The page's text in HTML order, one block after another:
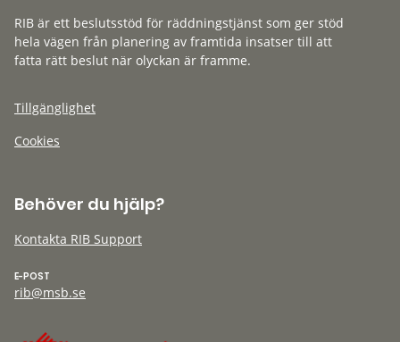
RIB är ett beslutsstöd för räddningstjänst som ger stöd
hela vägen från planering av framtida insatser till att
fatta rätt beslut när olyckan är framme.
Tillgänglighet
Cookies
Behöver du hjälp?
Kontakta RIB Support
E-POST
rib@msb.se